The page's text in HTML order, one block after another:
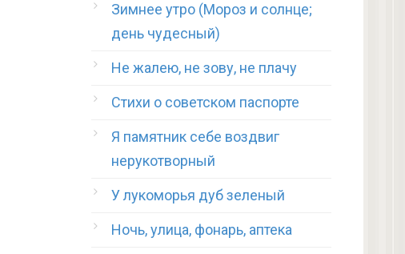
Зимнее утро (Мороз и солнце;
день чудесный)
Не жалею, не зову, не плачу
Стихи о советском паспорте
Я памятник себе воздвиг
нерукотворный
У лукоморья дуб зеленый
Ночь, улица, фонарь, аптека